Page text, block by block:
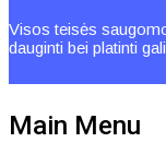
Visos teisės
dauginti bei platinti
Main Menu